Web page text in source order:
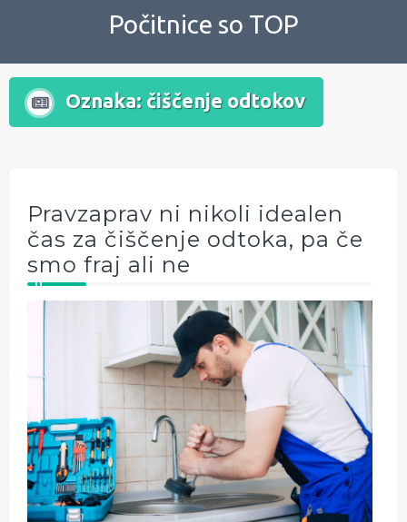
Počitnice so TOP
Oznaka: čiščenje odtokov
Pravzaprav ni nikoli idealen
čas za čiščenje odtoka, pa če
smo fraj ali ne